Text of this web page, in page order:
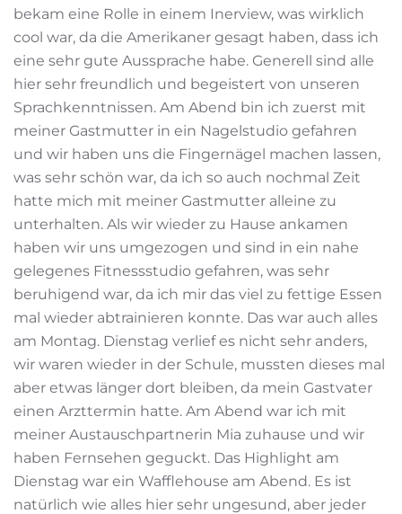
bekam eine Rolle in einem Inerview, was wirklich
cool war, da die Amerikaner gesagt haben, dass ich
eine sehr gute Aussprache habe. Generell sind alle
hier sehr freundlich und begeistert von unseren
Sprachkenntnissen. Am Abend bin ich zuerst mit
meiner Gastmutter in ein Nagelstudio gefahren
und wir haben uns die Fingernägel machen lassen,
was sehr schön war, da ich so auch nochmal Zeit
hatte mich mit meiner Gastmutter alleine zu
unterhalten. Als wir wieder zu Hause ankamen
haben wir uns umgezogen und sind in ein nahe
gelegenes Fitnessstudio gefahren, was sehr
beruhigend war, da ich mir das viel zu fettige Essen
mal wieder abtrainieren konnte. Das war auch alles
am Montag. Dienstag verlief es nicht sehr anders,
wir waren wieder in der Schule, mussten dieses mal
aber etwas länger dort bleiben, da mein Gastvater
einen Arzttermin hatte. Am Abend war ich mit
meiner Austauschpartnerin Mia zuhause und wir
haben Fernsehen geguckt. Das Highlight am
Dienstag war ein Wafflehouse am Abend. Es ist
natürlich wie alles hier sehr ungesund, aber jeder